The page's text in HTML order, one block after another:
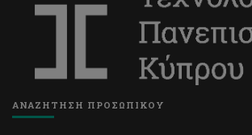
ΑΝΑΖΗΤΗΣΗ ΠΡΟΣΩΠΙΚΟΥ